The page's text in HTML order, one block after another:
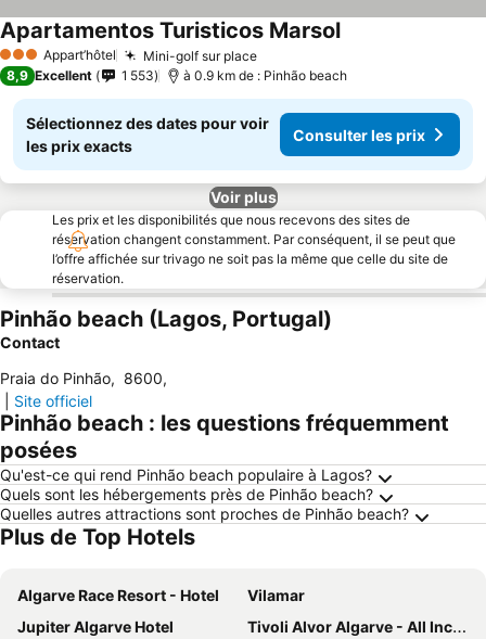
3 ÉtoilesAppart’hôtel Mini-golf sur placeConsulter les prix
Apartamentos Turisticos MarsolConsulter les prix
8,9 Excellent 1 553 à 0.9 km de : Pinhão beach
Sélectionnez des dates pour voir
les prix exacts
Consulter les prix
Voir plus
Les prix et les disponibilités que nous recevons des sites de
réservation changent constamment. Par conséquent, il se peut que
l’offre affichée sur trivago ne soit pas la même que celle du site de
réservation.
Pinhão beach (Lagos, Portugal)
Contact
Praia do Pinhão, 8600,
Site officiel
Pinhão beach : les questions fréquemment
posées
Qu'est-ce qui rend Pinhão beach populaire à Lagos?
Quels sont les hébergements près de Pinhão beach?
Quelles autres attractions sont proches de Pinhão beach?
Plus de Top Hotels
Algarve Race Resort - Hotel
Vilamar
Jupiter Algarve Hotel
Tivoli Alvor Algarve - All Inclusive Resort